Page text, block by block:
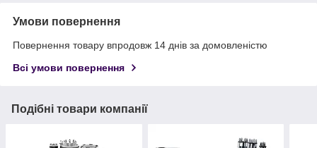
Умови повернення
Повернення товару впродовж 14 днів за домовленістю
Всі умови повернення
Подібні товари компанії